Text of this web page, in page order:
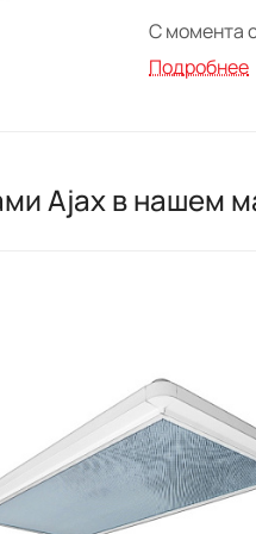
С момента
Широкий
по всем
Ajax – это
Подробнее
Ajax в нашем